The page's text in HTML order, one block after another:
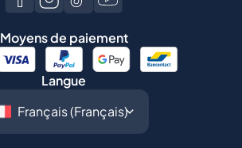
Moyens de paiement
Langue